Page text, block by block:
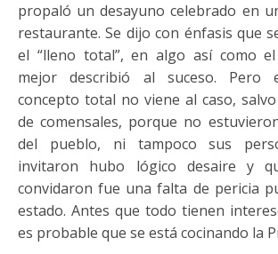
propaló un desayuno celebrado en
restaurante. Se dijo con énfasis que
el “lleno total”, en algo así como
mejor describió al suceso. Pero
concepto total no viene al caso,
de comensales, porque no
del pueblo, ni tampoco sus
invitaron hubo lógico desaire y
convidaron fue una falta de pericia
estado. Antes que todo tienen
es probable que se está cocinando la